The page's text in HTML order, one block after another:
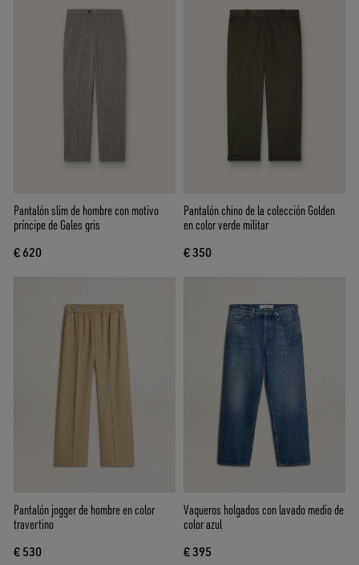
Pantalón slim de hombre con motivo
príncipe de Gales gris
€ 620
Pantalón chino de la colección Golden
en color verde militar
€ 350
Pantalón jogger de hombre en color
travertino
€ 530
Vaqueros holgados con lavado medio de
color azul
€ 395